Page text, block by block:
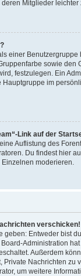
Mitglieder leichter
einer Benutzergruppe
sowie den
festzulegen. Ein
im
Link auf der
Auflistung des
Du findest hier
moderieren.
verschicken!
geben: Entweder bist
Administration
Außerdem
Private Nachrichten zu
um weitere